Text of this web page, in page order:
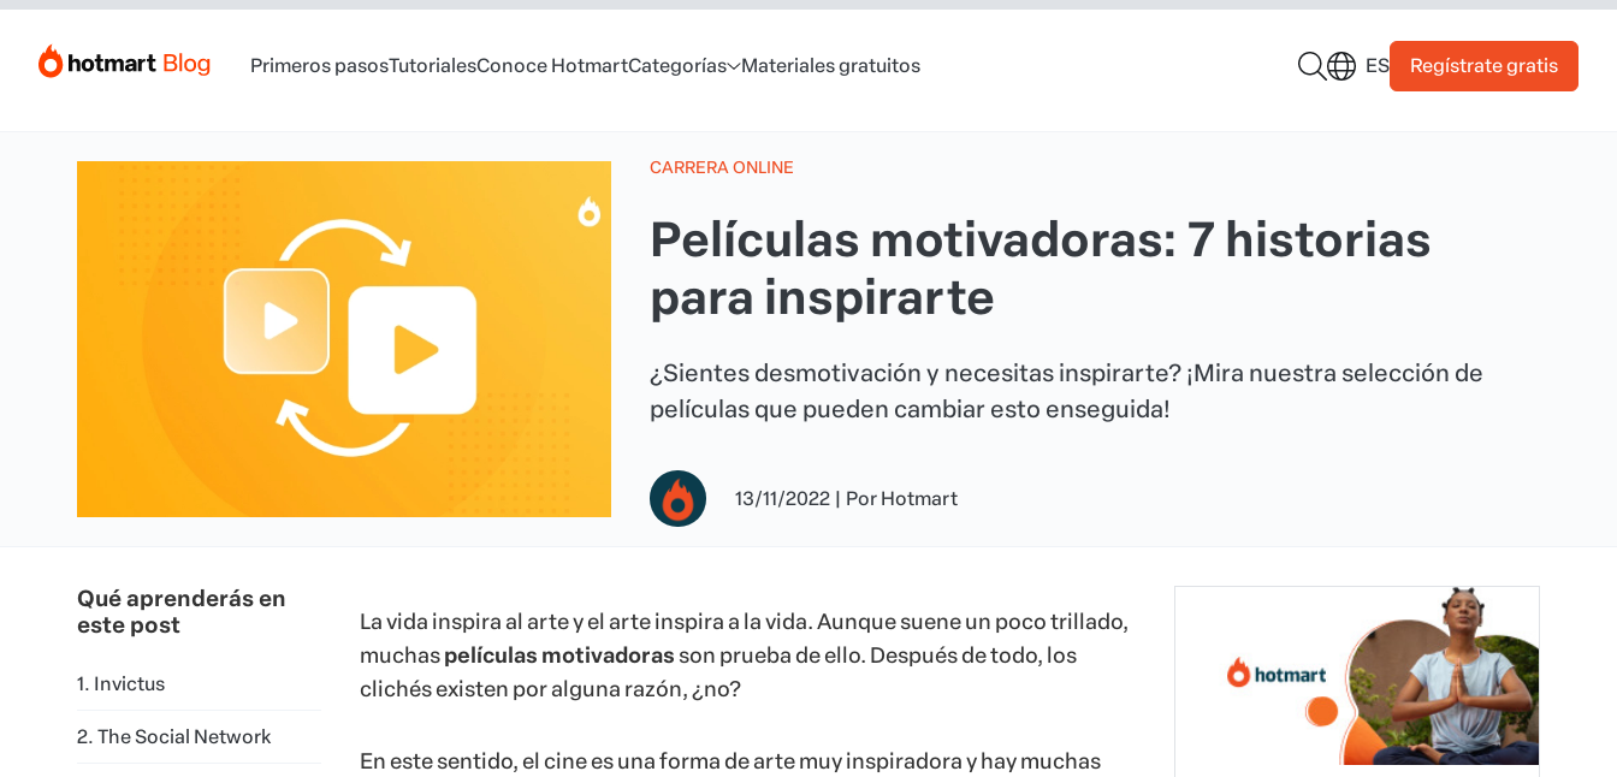
Primeros pasosTutorialesConoce HotmartCategorías Materiales gratuitos ES Regístrate gratis
CARRERA ONLINE
Películas motivadoras: 7 historias
para inspirarte
¿Sientes desmotivación y necesitas inspirarte? ¡Mira nuestra selección de
películas que pueden cambiar esto enseguida!
13/11/2022 | Por Hotmart
Qué aprenderás en
este post
1. Invictus
2. The Social Network
La vida inspira al arte y el arte inspira a la vida. Aunque suene un poco trillado,
muchaspelículas motivadoras son prueba de ello. Después de todo, los
clichés existen por alguna razón, ¿no?
En este sentido, el cine es una forma de arte muy inspiradora y hay muchas